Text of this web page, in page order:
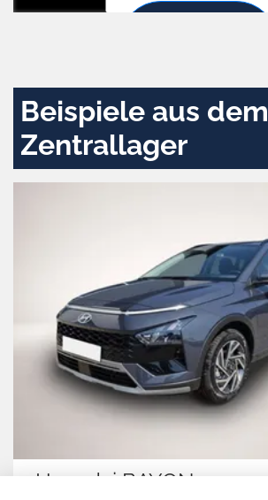
Beispiele aus dem
Zentrallager
Hyundai BAYON